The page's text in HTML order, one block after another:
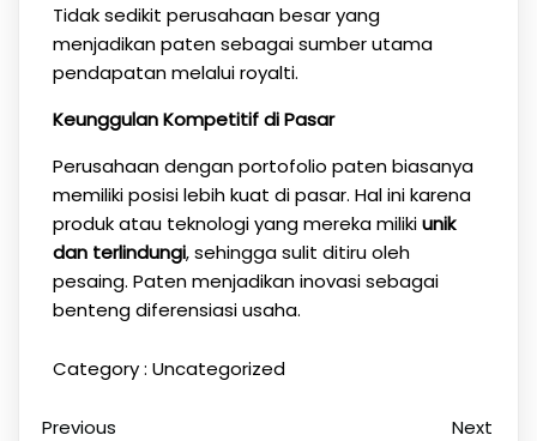
Tidak sedikit perusahaan besar yang
menjadikan paten sebagai sumber utama
pendapatan melalui royalti.
Keunggulan Kompetitif di Pasar
Perusahaan dengan portofolio paten biasanya
memiliki posisi lebih kuat di pasar. Hal ini karena
produk atau teknologi yang mereka milikiunik
dan terlindungi, sehingga sulit ditiru oleh
pesaing. Paten menjadikan inovasi sebagai
benteng diferensiasi usaha.
Category : Uncategorized
Previous
Next